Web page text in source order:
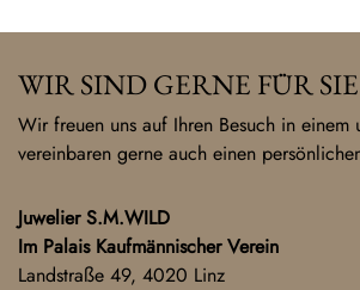
WIR SIND GERNE FÜR
Wir freuen uns auf Ihren Besuch in einem
vereinbaren gerne auch einen
Juwelier S.M.WILD
Im Palais Kaufmännischer Verein
Landstraße 49, 4020 Linz